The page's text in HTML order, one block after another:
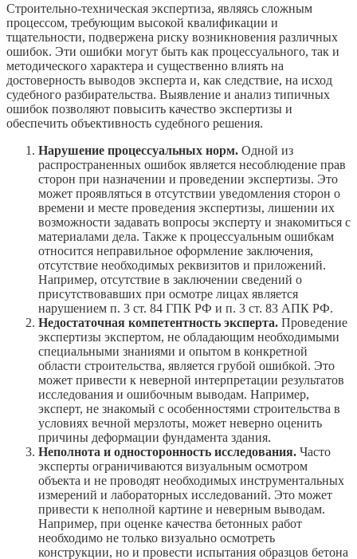
Строительно-техническая экспертиза, являясь сложным
процессом, требующим высокой квалификации и
тщательности, подвержена риску возникновения различных
ошибок. Эти ошибки могут быть как процессуального, так и
методического характера и существенно влиять на
достоверность выводов эксперта и, как следствие, на исход
судебного разбирательства. Выявление и анализ типичных
ошибок позволяют повысить качество экспертизы и
обеспечить объективность судебного решения.
Нарушение процессуальных норм. Одной из
распространенных ошибок является несоблюдение прав
сторон при назначении и проведении экспертизы. Это
может проявляться в отсутствии уведомления сторон о
времени и месте проведения экспертизы, лишении их
возможности задавать вопросы эксперту и знакомиться с
материалами дела. Также к процессуальным ошибкам
относится неправильное оформление заключения,
отсутствие необходимых реквизитов и приложений.
Например, отсутствие в заключении сведений о
присутствовавших при осмотре лицах является
нарушением п. 3 ст. 84 ГПК РФ и п. 3 ст. 83 АПК РФ.
Недостаточная компетентность эксперта. Проведение
экспертизы экспертом, не обладающим необходимыми
специальными знаниями и опытом в конкретной
области строительства, является грубой ошибкой. Это
может привести к неверной интерпретации результатов
исследования и ошибочным выводам. Например,
эксперт, не знакомый с особенностями строительства в
условиях вечной мерзлоты, может неверно оценить
причины деформации фундамента здания.
Неполнота и односторонность исследования. Часто
эксперты ограничиваются визуальным осмотром
объекта и не проводят необходимых инструментальных
измерений и лабораторных исследований. Это может
привести к неполной картине и неверным выводам.
Например, при оценке качества бетонных работ
необходимо не только визуально осмотреть
конструкции, но и провести испытания образцов бетона